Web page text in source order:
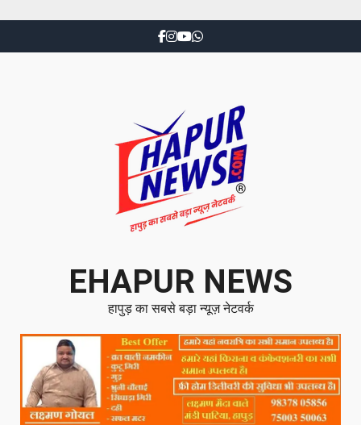
EHAPUR NEWS
हापुड़ का सबसे बड़ा न्यूज़ नेटवर्क